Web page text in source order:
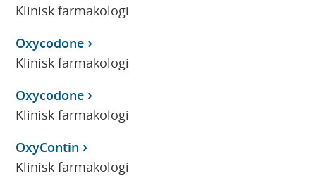
Klinisk farmakologi
Oxycodone
Klinisk farmakologi
Oxycodone
Klinisk farmakologi
OxyContin
Klinisk farmakologi